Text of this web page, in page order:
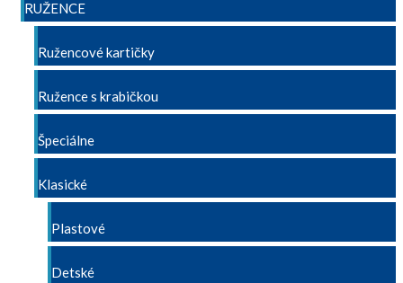
RUŽENCE
Ružencové kartičky
Ružence s krabičkou
Špeciálne
Klasické
Plastové
Detské